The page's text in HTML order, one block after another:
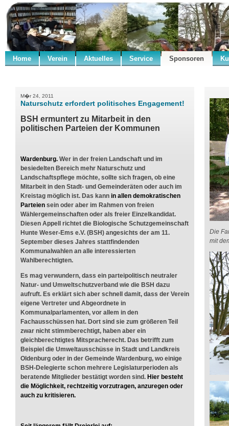
Home Verein Aktuelles Service Sponsoren
M�r 24, 2011
Naturschutz erfordert politisches Engagement!
BSH ermuntert zu Mitarbeit in den
politischen Parteien der Kommunen
Wardenburg. Wer in der freien Landschaft und im
besiedelten Bereich mehr Naturschutz und
Landschaftspflege möchte, sollte sich fragen, ob eine
Mitarbeit in den Stadt- und Gemeinderäten oder auch im
Kreistag möglich ist. Das kann in allen demokratischen
Parteien sein oder aber im Rahmen von freien
Wählergemeinschaften oder als freier Einzelkandidat.
Diesen Appell richtet die Biologische Schutzgemeinschaft
Hunte Weser-Ems e.V. (BSH) angesichts der am 11.
September dieses Jahres stattfindenden
Kommunalwahlen an alle interessierten
Wahlberechtigten.
Es mag verwundern, dass ein parteipolitisch neutraler
Natur- und Umweltschutzverband wie die BSH dazu
aufruft. Es erklärt sich aber schnell damit, dass der Verein
eigene Vertreter und Abgeordnete in
Kommunalparlamenten, vor allem in den
Fachausschüssen hat. Dort sind sie zum größeren Teil
zwar nicht stimmberechtigt, haben aber ein
gleichberechtigtes Mitspracherecht. Das betrifft zum
Beispiel die Umweltausschüsse in Stadt und Landkreis
Oldenburg oder in der Gemeinde Wardenburg, wo einige
BSH-Delegierte schon mehrere Legislaturperioden als
beratende Mitglieder bestätigt worden sind. Hier besteht
die Möglichkeit, rechtzeitig vorzutragen, anzuregen oder
auch zu kritisieren.
Die
mit